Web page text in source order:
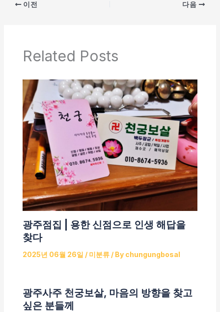
이전 다음
Related Posts
광주점집 | 용한 신점으로 인생 해답을
찾다
2025년 06월 26일 / 미분류/ By chungungbosal
광주사주 천궁보살, 마음의 방향을 찾고
싶은 분들께